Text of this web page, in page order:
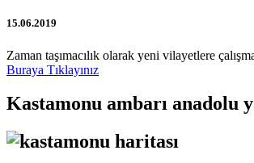
15.06.2019
Zaman taşımacılık olarak yeni vilayetlere
Buraya Tıklayınız
Kastamonu ambarı anadolu